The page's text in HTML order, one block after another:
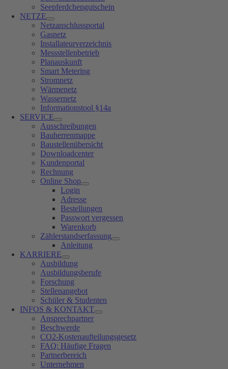
Seepferdchengutschein
NETZE
Netzanschlussportal
Gasnetz
Installateurverzeichnis
Messstellenbetrieb
Planauskunft
Smart Metering
Stromnetz
Wärmenetz
Wassernetz
Informationstool §14a
SERVICE
Ausschreibungen
Bauherrenmappe
Baustellenübersicht
Downloadcenter
Kundenportal
Rechnung
Online Shop
Login
Adresse
Bestellungen
Passwort vergessen
Warenkorb
Zählerstandserfassung
Anleitung
KARRIERE
Ausbildung
Ausbildungsberufe
Forschung
Stellenangebot
Schüler & Studenten
INFOS & KONTAKT
Ansprechpartner
Beschwerde
CO2-Kostenaufteilungsgesetz
FAQ: Häufige Fragen
Partnerbereich
Unternehmen